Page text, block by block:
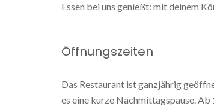
Essen bei uns genießt: mit deinem
Öffnungszeiten
Das Restaurant ist ganzjährig
es eine kurze Nachmittagspause.